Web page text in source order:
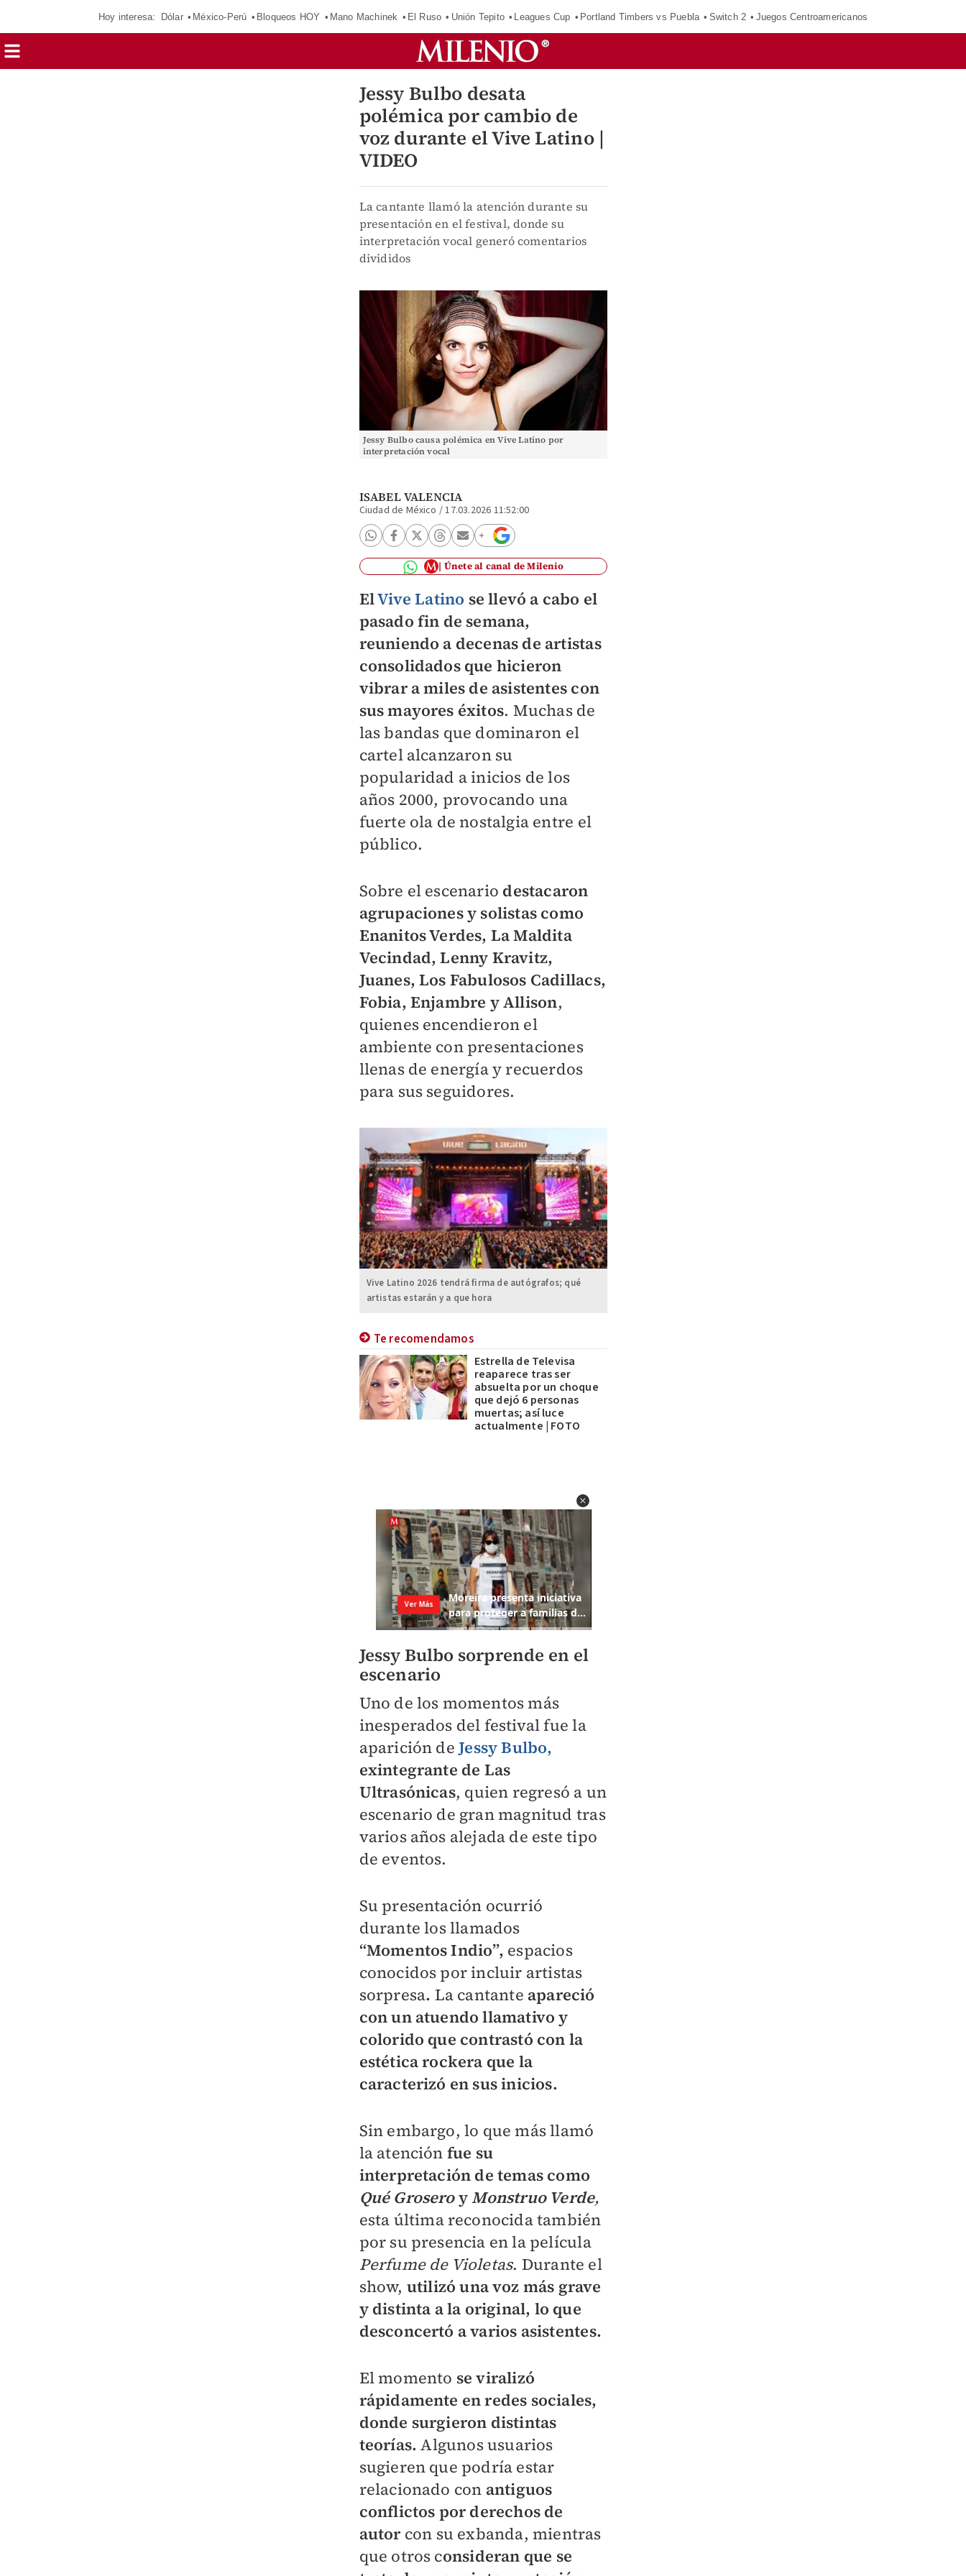
Hoy interesa: Dólar México-Perú Bloqueos HOY Mano Machinek El Ruso Unión Tepito Leagues Cup Portland Timbers vs Puebla Switch 2 Juegos Centroamericanos
Jessy Bulbo desata
polémica por cambio de
voz durante el Vive Latino |
VIDEO
La cantante llamó la atención durante su
presentación en el festival, donde su
interpretación vocal generó comentarios
divididos
Jessy Bulbo causa polémica en Vive Latino por
interpretación vocal
ISABEL VALENCIA
Ciudad de México /17.03.2026 11:52:00
Únete al canal de Milenio
ElVive Latino se llevó a cabo el
pasado fin de semana,
reuniendo a decenas de artistas
consolidados que hicieron
vibrar a miles de asistentes con
sus mayores éxitos. Muchas de
las bandas que dominaron el
cartel alcanzaron su
popularidad a inicios de los
años 2000, provocando una
fuerte ola de nostalgia entre el
público.
Sobre el escenario destacaron
agrupaciones y solistas como
Enanitos Verdes, La Maldita
Vecindad, Lenny Kravitz,
Juanes, Los Fabulosos Cadillacs,
Fobia, Enjambre y Allison,
quienes encendieron el
ambiente con presentaciones
llenas de energía y recuerdos
para sus seguidores.
Vive Latino 2026 tendrá firma de autógrafos; qué
artistas estarán y a que hora
Te recomendamos
Estrella de Televisa
reaparece tras ser
absuelta por un choque
que dejó 6 personas
muertas; así luce
actualmente | FOTO
Jessy Bulbo sorprende en el
escenario
Uno de los momentos más
inesperados del festival fue la
aparición deJessy Bulbo,
exintegrante de Las
Ultrasónicas, quien regresó a un
escenario de gran magnitud tras
varios años alejada de este tipo
de eventos.
Su presentación ocurrió
durante los llamados
“Momentos Indio”, espacios
conocidos por incluir artistas
sorpresa. La cantante apareció
con un atuendo llamativo y
colorido que contrastó con la
estética rockera que la
caracterizó en sus inicios.
Sin embargo, lo que más llamó
la atención fue su
interpretación de temas como
Qué GroseroyMonstruo Verde,
esta última reconocida también
por su presencia en la película
Perfume de Violetas. Durante el
show, utilizó una voz más grave
y distinta a la original, lo que
desconcertó a varios asistentes.
El momento se viralizó
rápidamente en redes sociales,
donde surgieron distintas
teorías. Algunos usuarios
sugieren que podría estar
relacionado con antiguos
conflictos por derechos de
autor con su exbanda, mientras
que otros consideran que se